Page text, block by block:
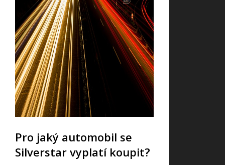
Pro jaký automobil se
Silverstar vyplatí koupit?